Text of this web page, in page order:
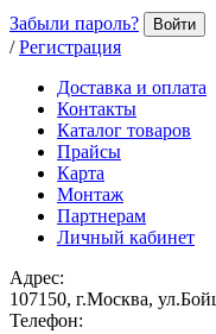
Забыли пароль? Войти
/ Регистрация
Доставка и оплата
Контакты
Каталог товаров
Прайсы
Карта
Монтаж
Партнерам
Личный кабинет
Адрес:
107150, г.Москва,
Телефон: